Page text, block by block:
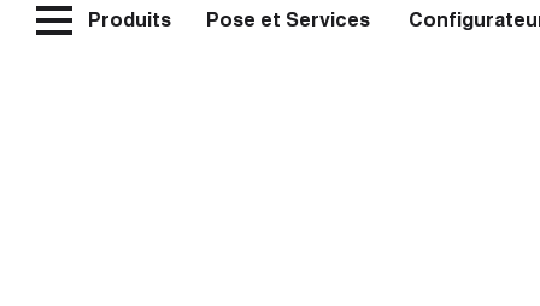
Produits Pose et Services